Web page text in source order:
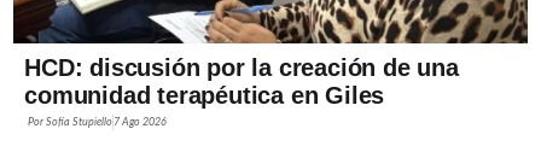
HCD: discusión por la creación de una
comunidad terapéutica en Giles
PorSofía Stupiello 7 Ago 2026